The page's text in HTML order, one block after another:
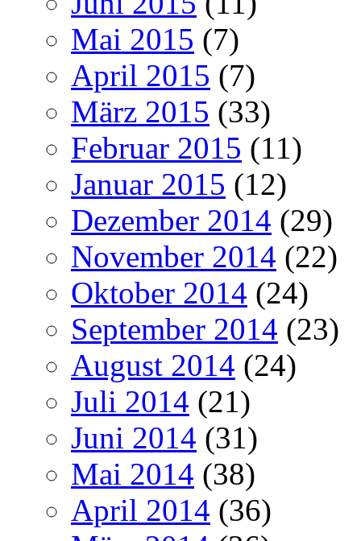
Mai 2015 (7)
April 2015 (7)
März 2015 (33)
Februar 2015 (11)
Januar 2015 (12)
Dezember 2014 (29)
November 2014 (22)
Oktober 2014 (24)
September 2014 (23)
August 2014 (24)
Juli 2014 (21)
Juni 2014 (31)
Mai 2014 (38)
April 2014 (36)